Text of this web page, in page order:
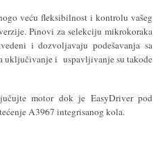
veću fleksibilnost i kontrolu vašeg
Pinovi za selekciju mikrokoraka
i dozvoljavaju podešavanja sa
uključivanje i uspavljivanje su takođe
motor dok je EasyDriver pod
A3967 integrisanog kola.